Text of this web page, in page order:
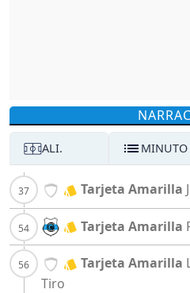
ALI. MINUTO
Tarjeta Amarilla
Tarjeta Amarilla
Tarjeta Amarilla
Tiro